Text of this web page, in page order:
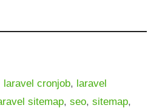
laravel cronjob, laravel
sitemap, seo, sitemap,